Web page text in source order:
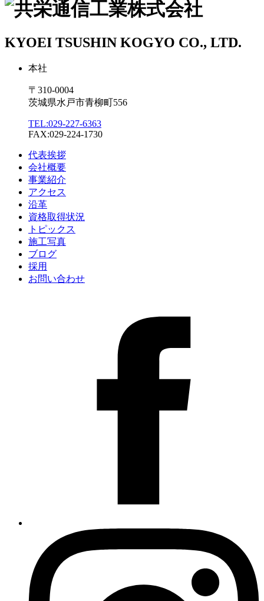
KYOEI TSUSHIN KOGYO CO., LTD.
本社
〒310-0004
茨城県水戸市青柳町556
TEL:029-227-6363
FAX:029-224-1730
代表挨拶
会社概要
事業紹介
アクセス
沿革
資格取得状況
トピックス
施工写真
ブログ
採用
お問い合わせ